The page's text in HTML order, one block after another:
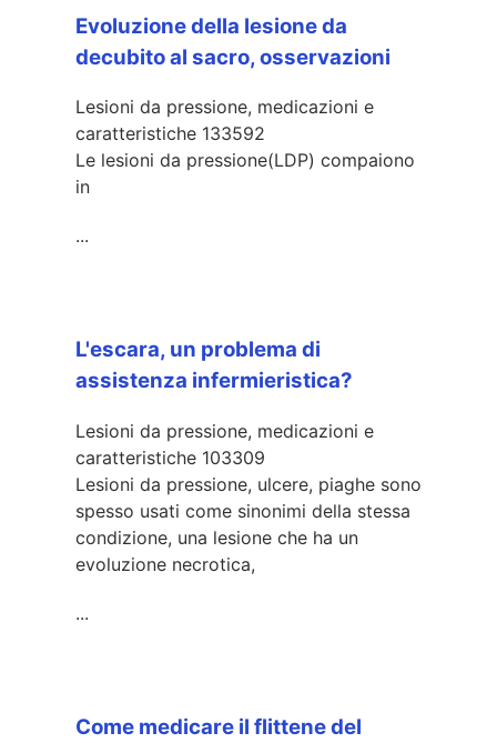
Evoluzione della lesione da
decubito al sacro, osservazioni
Lesioni da pressione, medicazioni e
caratteristiche 133592
Le lesioni da pressione(LDP) compaiono
in
...
L'escara, un problema di
assistenza infermieristica?
Lesioni da pressione, medicazioni e
caratteristiche 103309
Lesioni da pressione, ulcere, piaghe sono
spesso usati come sinonimi della stessa
condizione, una lesione che ha un
evoluzione necrotica,
...
Come medicare il flittene del